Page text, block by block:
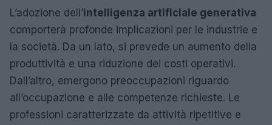
L’adozione dell’intelligenza artificiale generativa
comporterà profonde implicazioni per le industrie e
la società. Da un lato, si prevede un aumento della
produttività e una riduzione dei costi operativi.
Dall’altro, emergono preoccupazioni riguardo
all’occupazione e alle competenze richieste. Le
professioni caratterizzate da attività ripetitive e